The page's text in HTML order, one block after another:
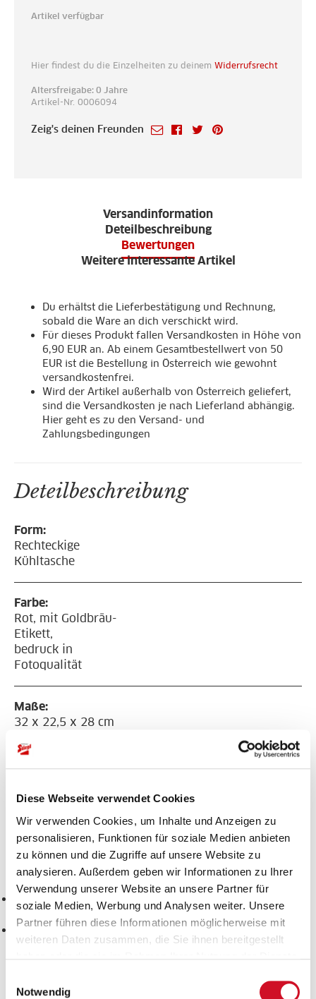
Diese Webseite verwendet Cookies
Wir verwenden Cookies, um Inhalte und Anzeigen zu
personalisieren, Funktionen für soziale Medien anbieten
zu können und die Zugriffe auf unsere Website zu
analysieren. Außerdem geben wir Informationen zu Ihrer
Verwendung unserer Website an unsere Partner für
soziale Medien, Werbung und Analysen weiter. Unsere
Partner führen diese Informationen möglicherweise mit
weiteren Daten zusammen, die Sie ihnen bereitgestellt
Notwendig
Artikel verfügbar
Hier findest du die Einzelheiten zu deinem Widerrufsrecht
Altersfreigabe: 0 Jahre
Artikel-Nr. 0006094
Zeig's deinen Freunden
Versandinformation
Deteilbeschreibung
Bewertungen
Weitere interessante Artikel
Du erhältst die Lieferbestätigung und Rechnung,
sobald die Ware an dich verschickt wird.
Für dieses Produkt fallen Versandkosten in Höhe von
6,90 EUR an. Ab einem Gesamtbestellwert von 50
EUR ist die Bestellung in Österreich wie gewohnt
versandkostenfrei.
Wird der Artikel außerhalb von Österreich geliefert,
sind die Versandkosten je nach Lieferland abhängig.
Hier geht es zu den Versand- und
Zahlungsbedingungen
Deteilbeschreibung
Form:
Rechteckige
Kühltasche
Farbe:
Rot, mit Goldbräu-
Etikett,
bedruck in
Fotoqualität
Maße:
32 x 22,5 x 28 cm
innen: ca. 6 mm
Schaumstoffeinlage
mit Thermo-Alu
Sonstige Details:
längenverstellbarer
Umhängegurt
dicke Isolierschicht